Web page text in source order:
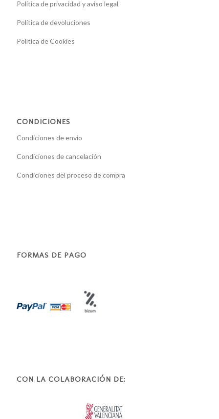
Política de privacidad y aviso legal
Política de devoluciones
Política de Cookies
CONDICIONES
Condiciones de envío
Condiciones de cancelación
Condiciones del proceso de compra
FORMAS DE PAGO
CON LA COLABORACIÓN DE: